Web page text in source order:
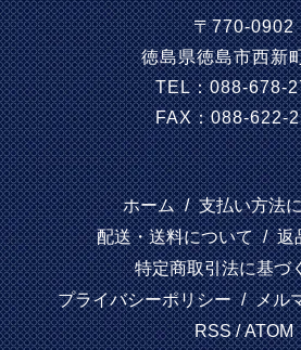
〒770-0902
徳島県徳島市西新
TEL：088-678-
FAX：088-622-
ホーム / 支払い方法
配送・送料について / 返
特定商取引法に基づ
プライバシーポリシー / メル
RSS/ATOM